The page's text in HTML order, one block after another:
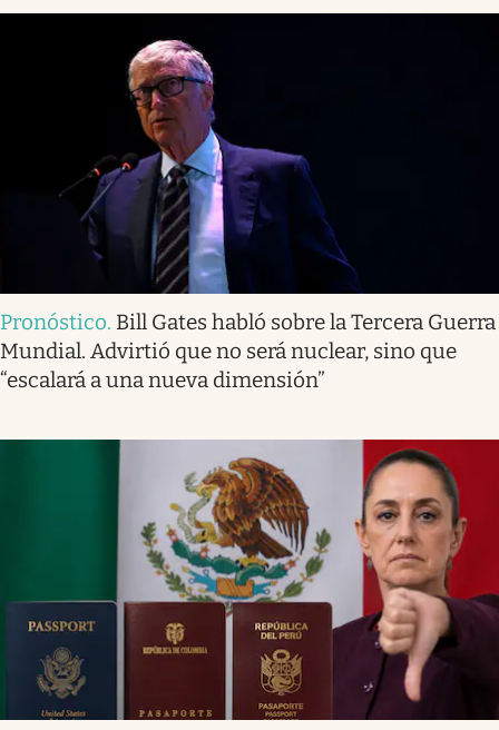
Pronóstico. Bill Gates habló sobre la Tercera Guerra
Mundial. Advirtió que no será nuclear, sino que
“escalará a una nueva dimensión”